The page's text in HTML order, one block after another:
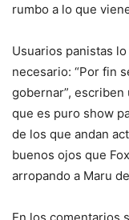
rumbo a lo que
Usuarios panistas
necesario: “Por fin
gobernar”,
que es puro show
de los que andan
buenos ojos que
arropando a Maru